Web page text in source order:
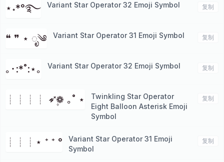
⋆˖*°࿐ Variant Star Operator 32 Emoji Symbol 复制
❝ ❞ ⋆ ೃ༄ Variant Star Operator 31 Emoji Symbol 复制
｡･:*˚:⋆｡ Variant Star Operator 32 Emoji Symbol 复制
┊┊┊┊ ➶❁۪ ｡˚ ⋆
Twinkling Star Operator
Eight Balloon Asterisk Emoji
Symbol
复制
┊┊┊⋆ ⁺ ⁺ °
Variant Star Operator 31 Emoji
Symbol
复制